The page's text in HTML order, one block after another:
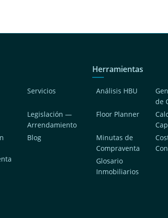
Servicios
Legislación —
Arrendamiento
Blog
Herramientas
Análisis HBU
de
Floor Planner
Minutas de
Compraventa
Glosario
Inmobiliarios